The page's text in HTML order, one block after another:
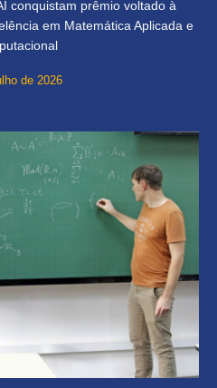
conquistam prêmio voltado à
em Matemática Aplicada e
de 2026